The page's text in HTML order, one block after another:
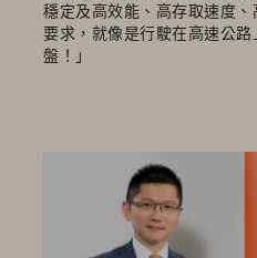
穩定及高效能、高存取速度
要求，就像是行駛在高速公
盤！」